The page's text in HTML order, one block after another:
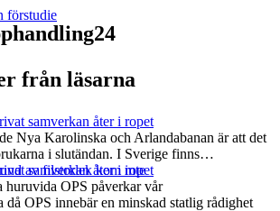
förstudie
av filstorlek kom inte
från läsarna
samverkan åter i ropet
Nya Karolinska och Arlandabanan är att det
i slutändan. I Sverige finns…
samverkan åter i ropet
huruvida OPS påverkar vår
då OPS innebär en minskad statlig rådighet